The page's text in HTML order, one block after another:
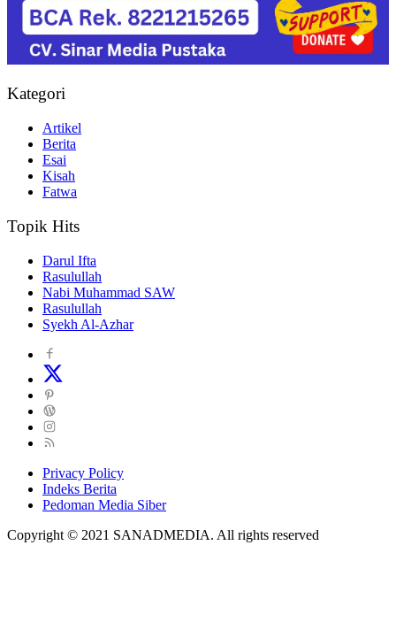
Kategori
Artikel
Berita
Esai
Kisah
Fatwa
Topik Hits
Darul Ifta
Rasulullah
Nabi Muhammad SAW
Rasulullah
Syekh Al-Azhar
Privacy Policy
Indeks Berita
Pedoman Media Siber
Copyright © 2021 SANADMEDIA. All rights reserved